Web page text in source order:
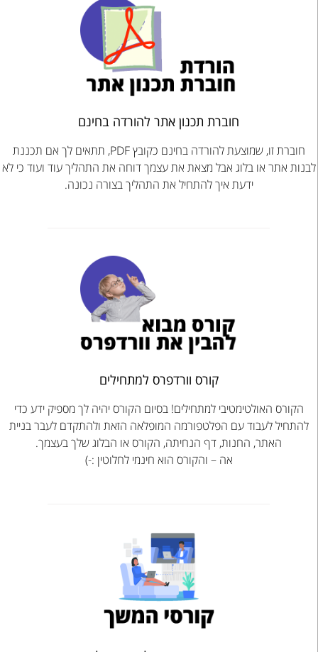
חוברת תכנון אתר להורדה בחינם
חוברת זו, שמוצעת להורדה בחינם כקובץ PDF, תתאים לך אם תכננת
לבנות אתר או בלוג אבל מצאת את עצמך דוחה את התהליך עוד ועוד כי לא
ידעת איך להתחיל את התהליך בצורה נכונה.
קורס וורדפרס למתחילים
הקורס האולטימטיבי למתחילים! בסיום הקורס יהיה לך מספיק ידע כדי
להתחיל לעבוד עם הפלטפורמה המופלאה הזאת ולהתקדם לעבר בניית
האתר, החנות, דף הנחיתה, הקורס או הבלוג שלך בעצמך.
אה – והקורס הוא חינמי לחלוטין :-)